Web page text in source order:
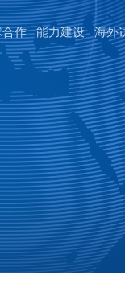
作 能力建设 海外